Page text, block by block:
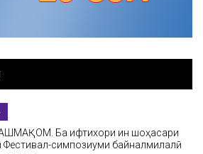
Ба ифтихори ин шоҳасари
Фестивал-симпозиуми байналмилалӣ